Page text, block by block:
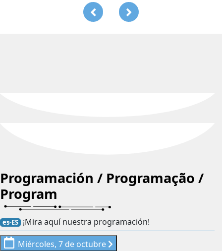
Programación / Programação /
Program
es-ES ¡Mira aquí nuestra programación!
Miércoles, 7 de octubre